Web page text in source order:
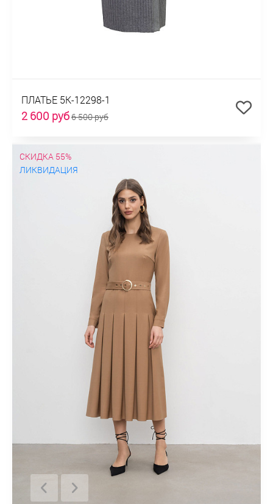
ПЛАТЬЕ 5К-12298-1
2 600 руб6 500 руб
СКИДКА 55%
ЛИКВИДАЦИЯ